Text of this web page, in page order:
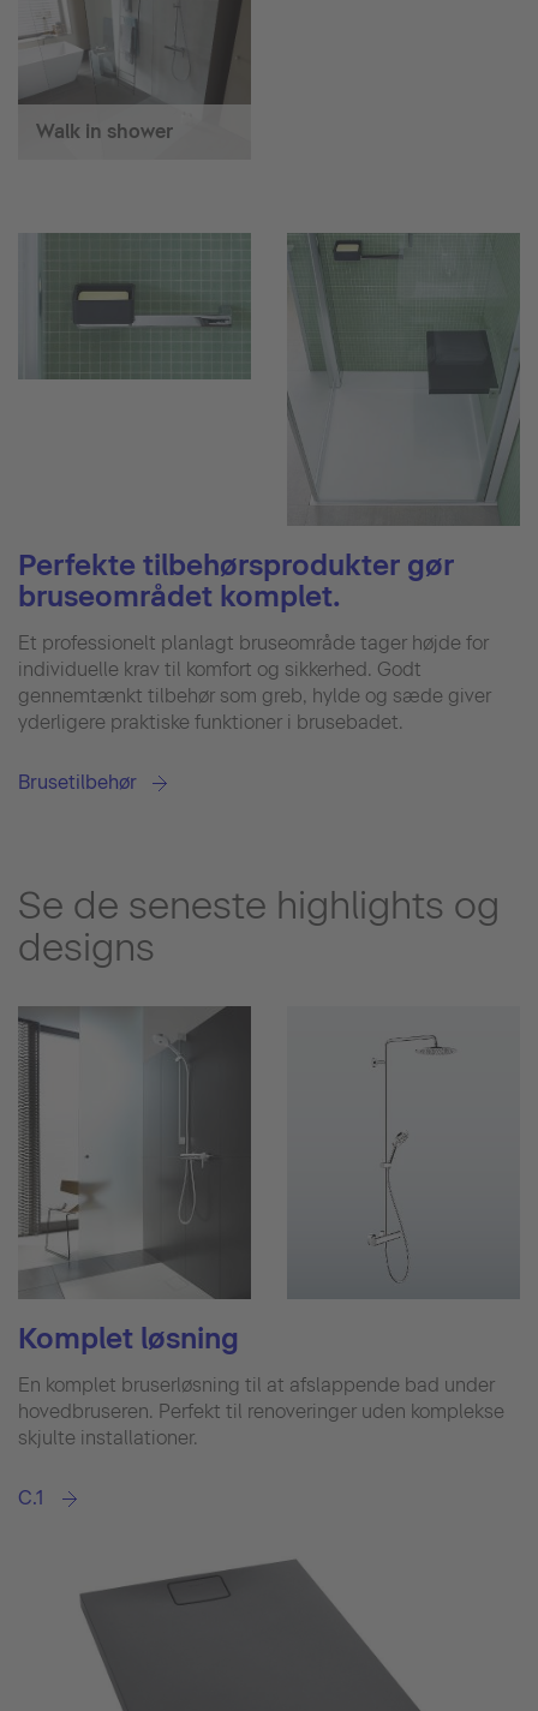
Walk in shower
Perfekte tilbehørsprodukter gør
bruseområdet komplet.
Et professionelt planlagt bruseområde tager højde for
individuelle krav til komfort og sikkerhed. Godt
gennemtænkt tilbehør som greb, hylde og sæde giver
yderligere praktiske funktioner i brusebadet.
Brusetilbehør
Se de seneste highlights og
designs
Komplet løsning
En komplet bruserløsning til at afslappende bad under
hovedbruseren. Perfekt til renoveringer uden komplekse
skjulte installationer.
C.1